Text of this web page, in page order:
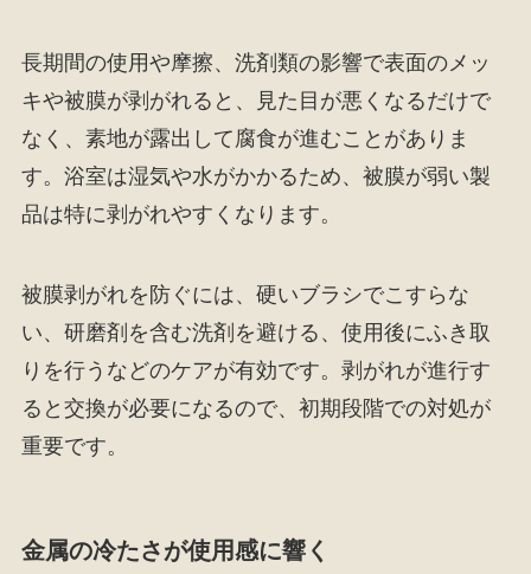
長期間の使用や摩擦、洗剤類の影響で表面のメッ
キや被膜が剥がれると、見た目が悪くなるだけで
なく、素地が露出して腐食が進むことがありま
す。浴室は湿気や水がかかるため、被膜が弱い製
品は特に剥がれやすくなります。
被膜剥がれを防ぐには、硬いブラシでこすらな
い、研磨剤を含む洗剤を避ける、使用後にふき取
りを行うなどのケアが有効です。剥がれが進行す
ると交換が必要になるので、初期段階での対処が
重要です。
金属の冷たさが使用感に響く